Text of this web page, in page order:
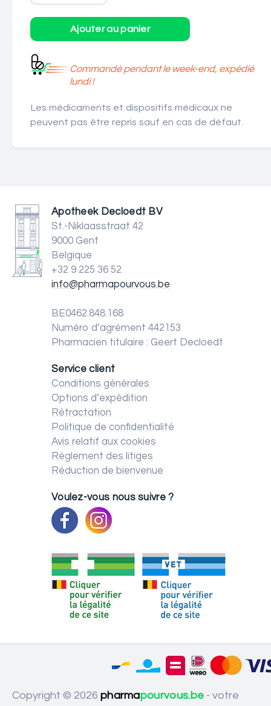
Commandé pendant le week-end, expédié
lundi !
Les médicaments et dispositifs médicaux ne
peuvent pas être repris sauf en cas de défaut.
Apotheek Decloedt BV
St.-Niklaasstraat 42
9000 Gent
Belgique
+32 9 225 36 52
info@pharmapourvous.be
BE0462.848.168
Numéro d’agrément 442153
Pharmacien titulaire : Geert Decloedt
Service client
Conditions générales
Options d’expédition
Rétractation
Politique de confidentialité
Avis relatif aux cookies
Règlement des litiges
Réduction de bienvenue
Voulez-vous nous suivre ?
Copyright © 2026 pharmapourvous.be - votre